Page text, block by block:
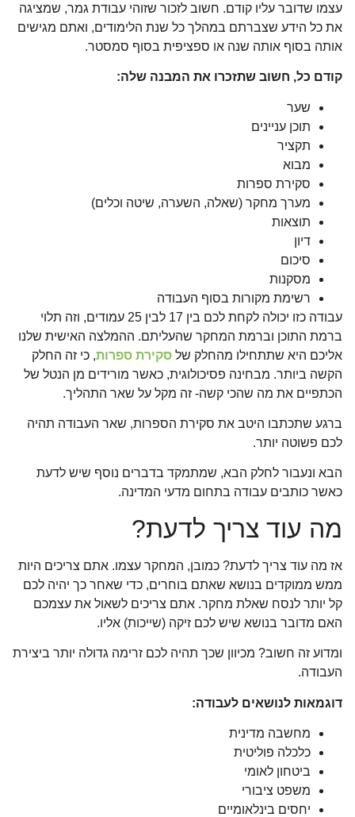
עצמו שדובר עליו קודם. חשוב לזכור שזוהי עבודת גמר, שמציגה
את כל הידע שצברתם במהלך כל שנת הלימודים, ואתם מגישים
אותה בסוף אותה שנה או ספציפית בסוף סמסטר.
קודם כל, חשוב שתזכרו את המבנה שלה:
שער
תוכן עניינים
תקציר
מבוא
סקירת ספרות
מערך מחקר (שאלה, השערה, שיטה וכלים)
תוצאות
דיון
סיכום
מסקנות
רשימת מקורות בסוף העבודה
עבודה כזו יכולה לקחת לכם בין 17 לבין 25 עמודים, וזה תלוי
ברמת התוכן וברמת המחקר שהעליתם. ההמלצה האישית שלנו
אליכם היא שתתחילו מהחלק של סקירת ספרות, כי זה החלק
הקשה ביותר. מבחינה פסיכולוגית, כאשר מורידים מן הנטל של
הכתפיים את מה שהכי קשה- זה מקל על שאר התהליך.
ברגע שתכתבו היטב את סקירת הספרות, שאר העבודה תהיה
לכם פשוטה יותר.
הבא ונעבור לחלק הבא, שמתמקד בדברים נוסף שיש לדעת
כאשר כותבים עבודה בתחום מדעי המדינה.
מה עוד צריך לדעת?
אז מה עוד צריך לדעת? כמובן, המחקר עצמו. אתם צריכים היות
ממש ממוקדים בנושא שאתם בוחרים, כדי שאחר כך יהיה לכם
קל יותר לנסח שאלת מחקר. אתם צריכים לשאול את עצמכם
האם מדובר בנושא שיש לכם זיקה (שייכות) אליו.
ומדוע זה חשוב? מכיוון שכך תהיה לכם זרימה גדולה יותר ביצירת
העבודה.
דוגמאות לנושאים לעבודה:
מחשבה מדינית
כלכלה פוליטית
ביטחון לאומי
משפט ציבורי
יחסים בינלאומיים